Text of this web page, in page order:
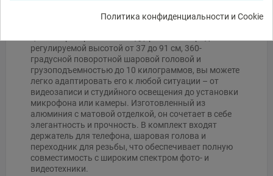
Политика конфиденциальности и Cookie
фотографы, работающие за столом. Установленный
регулируемой высотой от 37 до 91 см, 360-
градусной поворотной шаровой головой и
грузоподъемностью до 10 килограммов, вы можете
легко адаптировать его к любой ситуации – от
видеозаписи и студийного освещения до установки
микрофона или камеры. Изготовленный из
алюминия с матовой отделкой, он сочетает в себе
элегантность и прочность. В комплект входят
держатель для телефона, шаровая голова и
переходник для резьбы, что обеспечивает полную
совместимость с широким спектром фото- и
видеотехники.